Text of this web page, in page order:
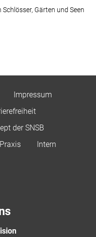
Gärten und Seen
Impressum
der SNSB
Intern